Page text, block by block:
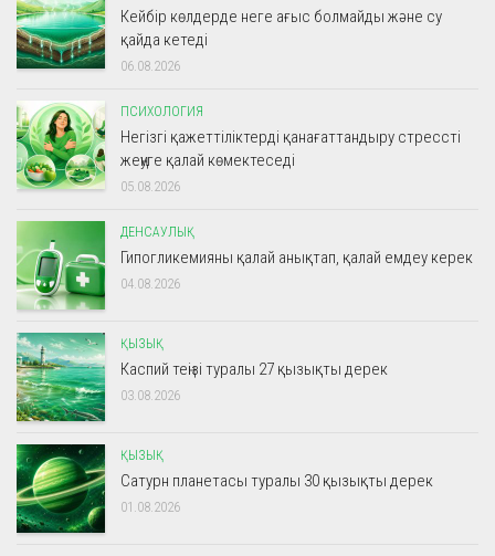
Кейбір көлдерде неге ағыс болмайды және су
қайда кетеді
06.08.2026
ПСИХОЛОГИЯ
Негізгі қажеттіліктерді қанағаттандыру стрессті
жеңуге қалай көмектеседі
05.08.2026
ДЕНСАУЛЫҚ
Гипогликемияны қалай анықтап, қалай емдеу керек
04.08.2026
ҚЫЗЫҚ
Каспий теңізі туралы 27 қызықты дерек
03.08.2026
ҚЫЗЫҚ
Сатурн планетасы туралы 30 қызықты дерек
01.08.2026